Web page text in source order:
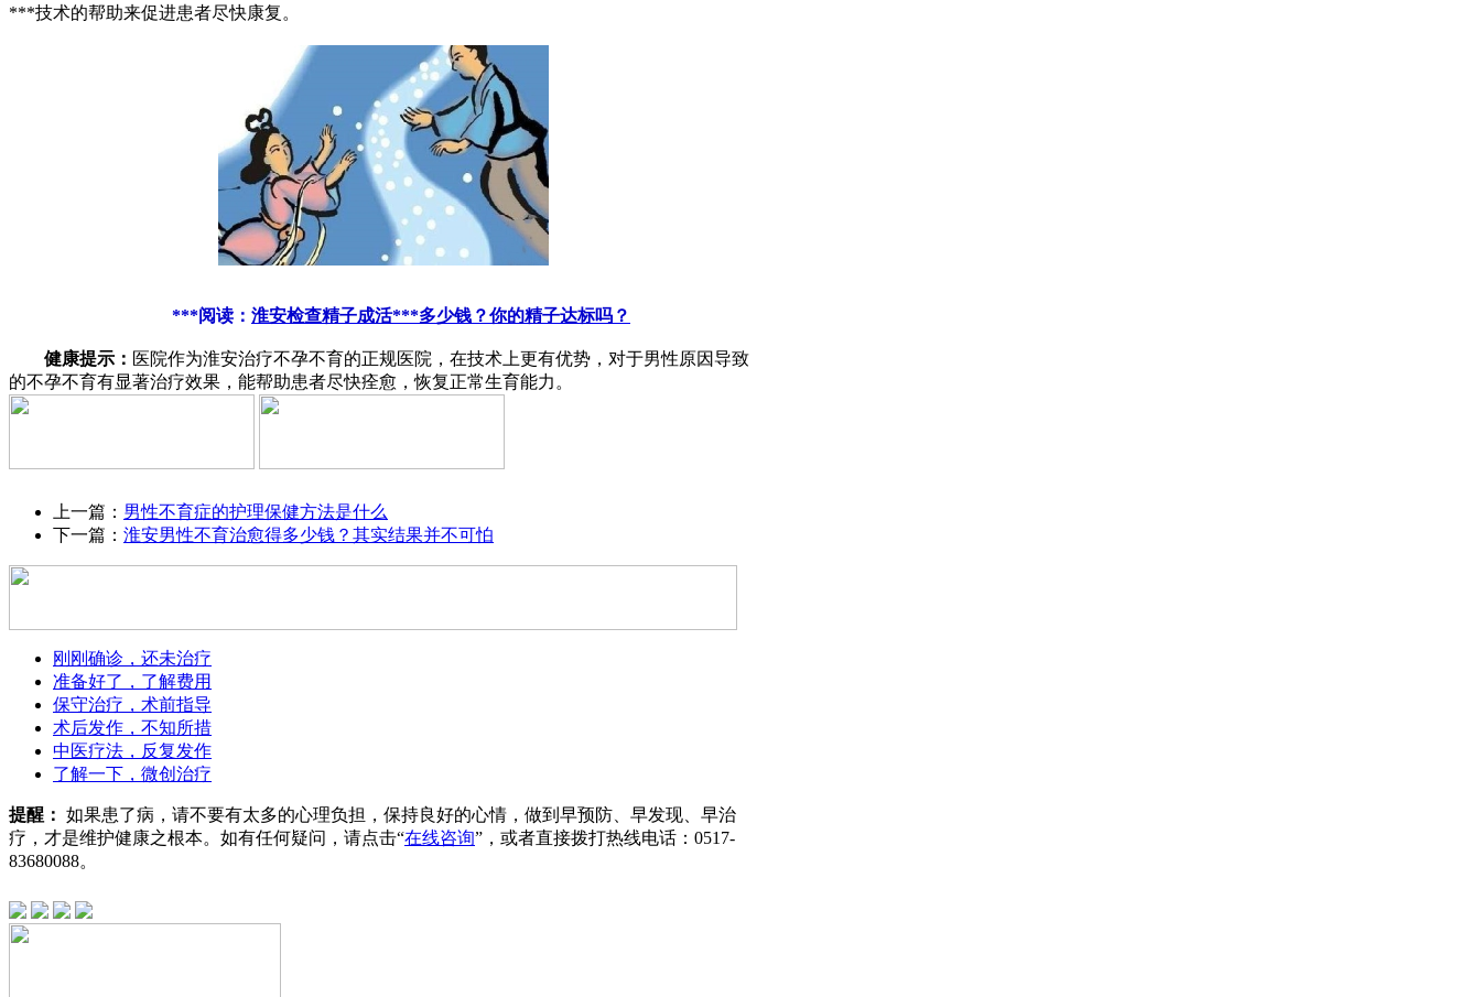
***技术的帮助来促进患者尽快康复。
***阅读： 淮安检查精子成活***多少钱？你的精子达标吗？
健康提示： 医院作为淮安治疗不孕不育的正规医院，在技术上更有优势，对于男性原因导致
的不孕不育有显著治疗效果，能帮助患者尽快痊愈，恢复正常生育能力。
上一篇： 男性不育症的护理保健方法是什么
下一篇： 淮安男性不育治愈得多少钱？其实结果并不可怕
刚刚确诊，还未治疗
准备好了，了解费用
保守治疗，术前指导
术后发作，不知所措
中医疗法，反复发作
了解一下，微创治疗
提醒： 如果患了病，请不要有太多的心理负担，保持良好的心情，做到早预防、早发现、早治
疗，才是维护健康之根本。如有任何疑问，请点击“在线咨询”，或者直接拨打热线电话： 0517-
83680088。